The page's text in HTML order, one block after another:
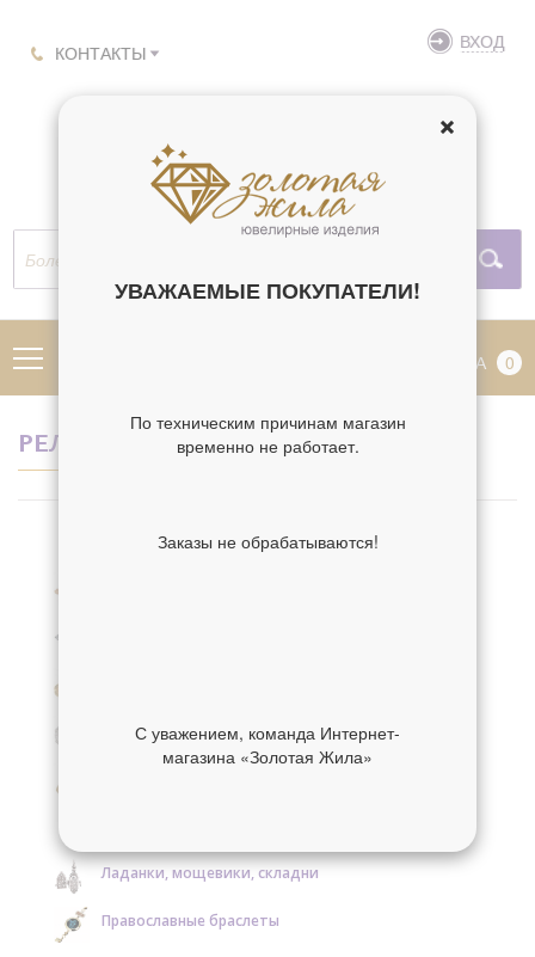
КОНТАКТЫ ВХОД
КОРЗИНА 0
РЕЛИГИЯ ВЗЫГРАНИЕ МЛАДЕНЦА
Образки и нательные иконы серебряные
Ладанки, мощевики, складни
Православные браслеты
УВАЖАЕМЫЕ ПОКУПАТЕЛИ!
По техническим причинам магазин
временно не работает.
Заказы не обрабатываются!
С уважением, команда Интернет-
магазина «Золотая Жила»